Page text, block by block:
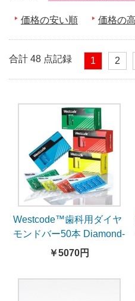
価格の安い順 価格の
合計 48 点記録 1 2
Westcode™歯科用ダイヤ
モンドバー50本 Diamond-
burs series￥5070円